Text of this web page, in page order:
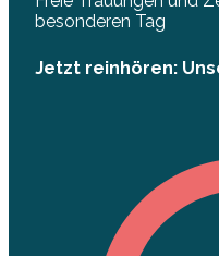
besonderen Tag
Jetzt reinhören: